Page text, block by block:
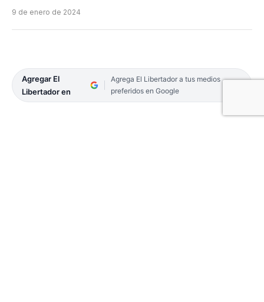
9 de enero de 2024
Agregar El
Libertador en
Agrega El Libertador a tus medios
preferidos en Google